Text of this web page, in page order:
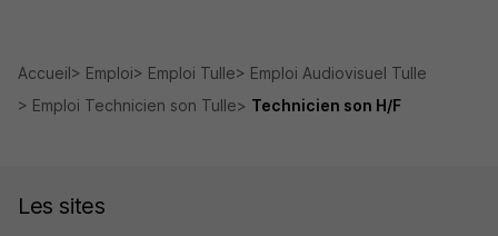
Accueil Emploi Emploi Tulle
Emploi Audiovisuel Tulle
Emploi Technicien son Tulle
Technicien son H/F
Les sites